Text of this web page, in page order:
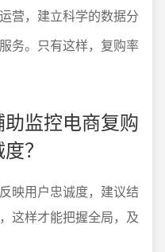
营，建立科学的数据分
务。只有这样，复购率
监控电商复购
？
映用户忠诚度，建议结
这样才能把握全局，及